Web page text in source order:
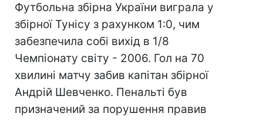
Футбольна збірна України виграла у
збірної Тунісу з рахунком 1:0, чим
забезпечила собі вихід в 1/8
Чемпіонату світу - 2006. Гол на 70
хвилині матчу забив капітан збірної
Андрій Шевченко. Пенальті був
призначений за порушення правив